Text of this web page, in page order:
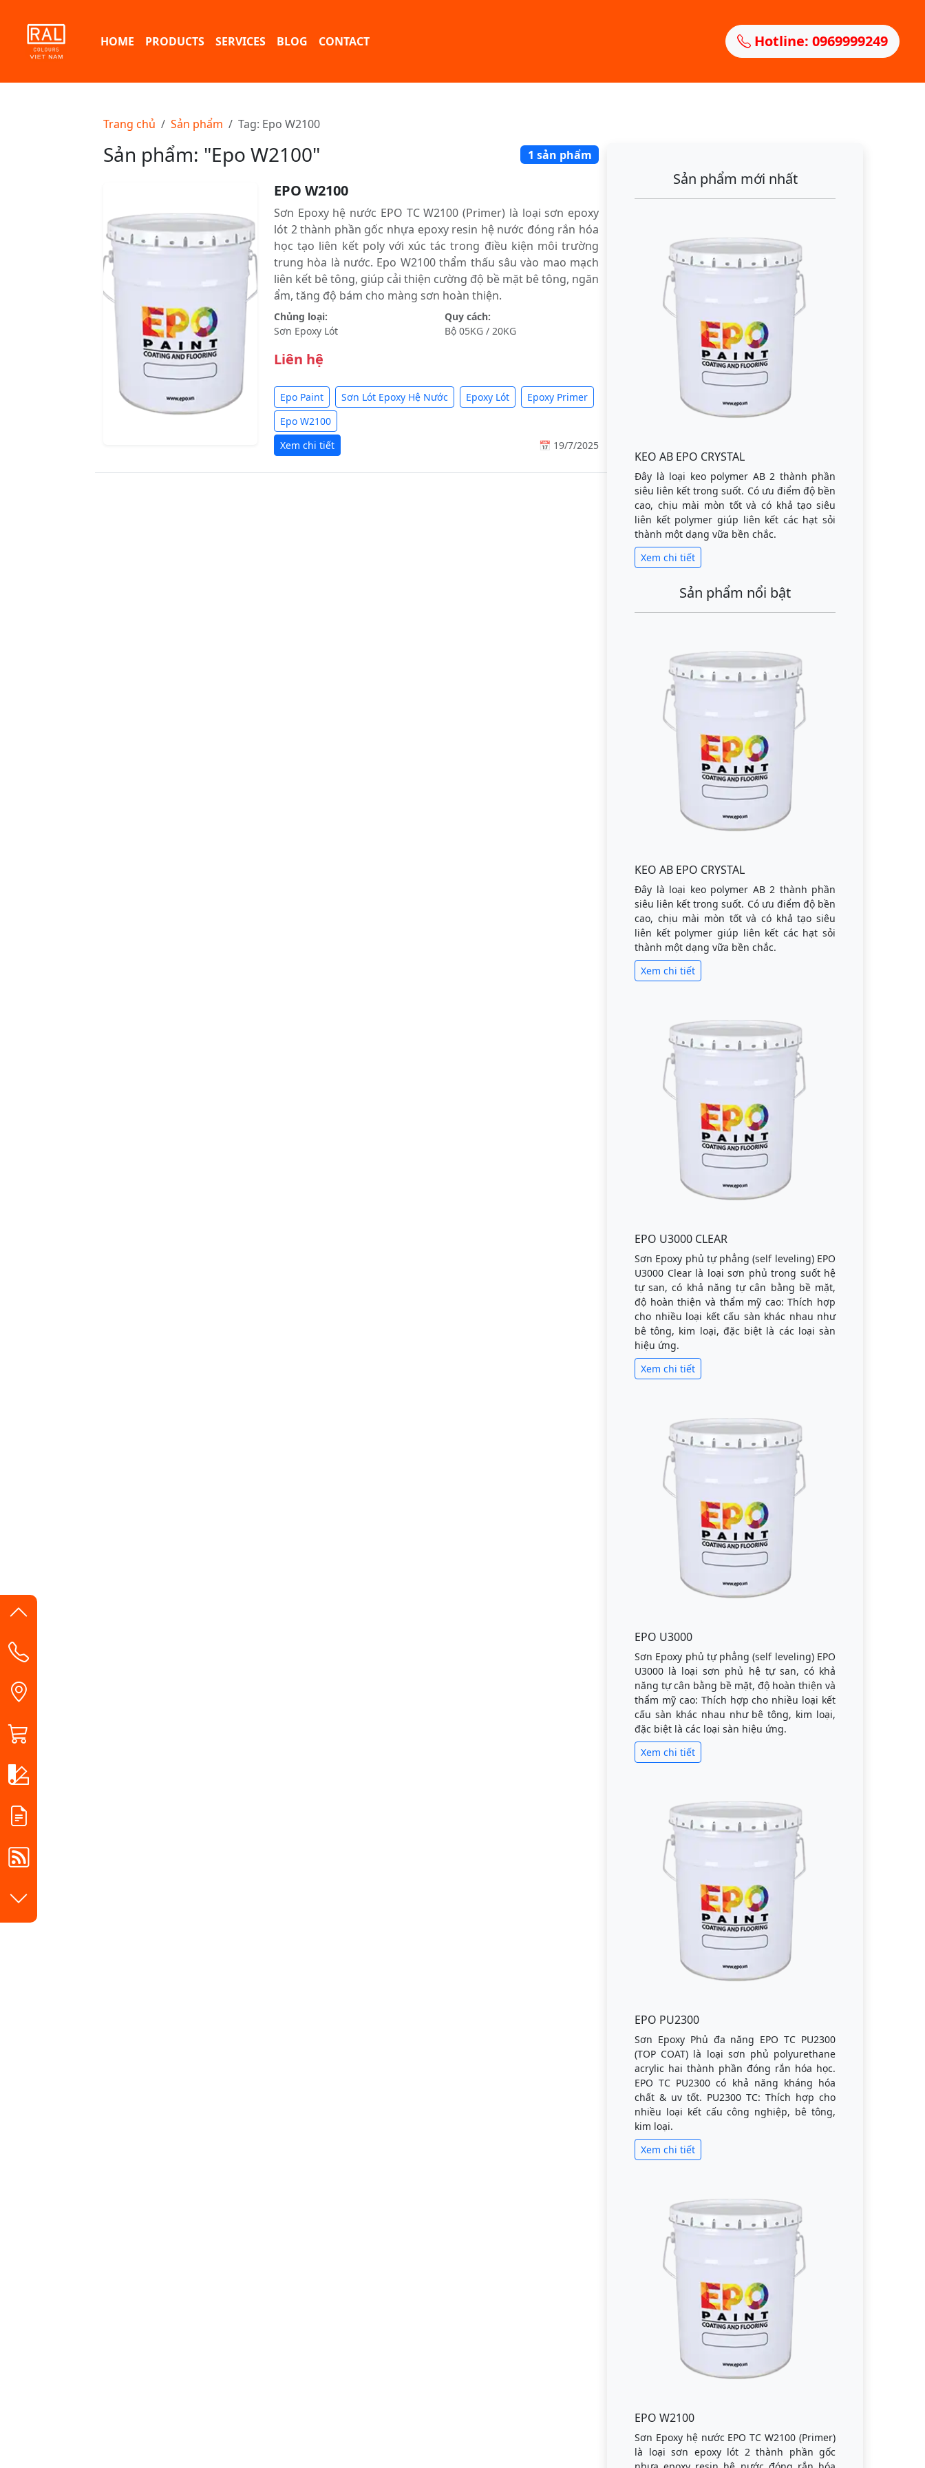
HOME PRODUCTS SERVICES BLOG CONTACT Hotline: 0969999249
Trang chủ Sản phẩm Tag: Epo W2100
Sản phẩm: "Epo W2100" 1 sản phẩm
EPO W2100
Sơn Epoxy hệ nước EPO TC W2100 (Primer) là loại sơn epoxy
lót 2 thành phần gốc nhựa epoxy resin hệ nước đóng rắn hóa
học tạo liên kết poly với xúc tác trong điều kiện môi trường
trung hòa là nước. Epo W2100 thẩm thấu sâu vào mao mạch
liên kết bê tông, giúp cải thiện cường độ bề mặt bê tông, ngăn
ẩm, tăng độ bám cho màng sơn hoàn thiện.
Chủng loại:
Sơn Epoxy Lót
Quy cách:
Bộ 05KG / 20KG
Liên hệ
Epo Paint Sơn Lót Epoxy Hệ Nước Epoxy Lót
Epoxy Primer
Epo W2100
Xem chi tiết
📅 19/7/2025
Sản phẩm mới nhất
KEO AB EPO CRYSTAL
Đây là loại keo polymer AB 2 thành phần
siêu liên kết trong suốt. Có ưu điểm độ bền
cao, chịu mài mòn tốt và có khả tạo siêu
liên kết polymer giúp liên kết các hạt sỏi
thành một dạng vữa bền chắc.
Xem chi tiết
Sản phẩm nổi bật
KEO AB EPO CRYSTAL
Đây là loại keo polymer AB 2 thành phần
siêu liên kết trong suốt. Có ưu điểm độ bền
cao, chịu mài mòn tốt và có khả tạo siêu
liên kết polymer giúp liên kết các hạt sỏi
thành một dạng vữa bền chắc.
Xem chi tiết
EPO U3000 CLEAR
Sơn Epoxy phủ tự phẳng (self leveling) EPO
U3000 Clear là loại sơn phủ trong suốt hệ
tự san, có khả năng tự cân bằng bề mặt,
độ hoàn thiện và thẩm mỹ cao: Thích hợp
cho nhiều loại kết cấu sàn khác nhau như
bê tông, kim loại, đặc biệt là các loại sàn
hiệu ứng.
Xem chi tiết
EPO U3000
Sơn Epoxy phủ tự phẳng (self leveling) EPO
U3000 là loại sơn phủ hệ tự san, có khả
năng tự cân bằng bề mặt, độ hoàn thiện và
thẩm mỹ cao: Thích hợp cho nhiều loại kết
cấu sàn khác nhau như bê tông, kim loại,
đặc biệt là các loại sàn hiệu ứng.
Xem chi tiết
EPO PU2300
Sơn Epoxy Phủ đa năng EPO TC PU2300
(TOP COAT) là loại sơn phủ polyurethane
acrylic hai thành phần đóng rắn hóa học.
EPO TC PU2300 có khả năng kháng hóa
chất & uv tốt. PU2300 TC: Thích hợp cho
nhiều loại kết cấu công nghiệp, bê tông,
kim loại.
Xem chi tiết
EPO W2100
Sơn Epoxy hệ nước EPO TC W2100 (Primer)
là loại sơn epoxy lót 2 thành phần gốc